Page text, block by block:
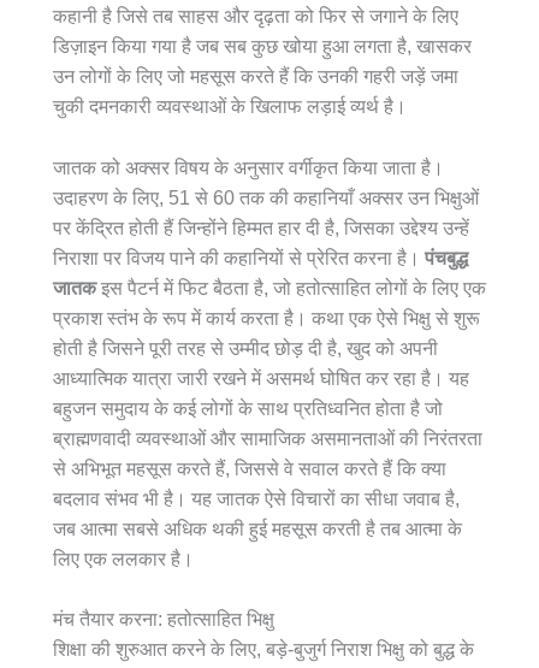
कहानी है जिसे तब साहस और दृढ़ता को फिर से जगाने के लिए
डिज़ाइन किया गया है जब सब कुछ खोया हुआ लगता है, खासकर
उन लोगों के लिए जो महसूस करते हैं कि उनकी गहरी जड़ें जमा
चुकी दमनकारी व्यवस्थाओं के खिलाफ लड़ाई व्यर्थ है।
जातक को अक्सर विषय के अनुसार वर्गीकृत किया जाता है।
उदाहरण के लिए, 51 से 60 तक की कहानियाँ अक्सर उन भिक्षुओं
पर केंद्रित होती हैं जिन्होंने हिम्मत हार दी है, जिसका उद्देश्य उन्हें
निराशा पर विजय पाने की कहानियों से प्रेरित करना है। पंचबुद्ध
जातकइस पैटर्न में फिट बैठता है, जो हतोत्साहित लोगों के लिए एक
प्रकाश स्तंभ के रूप में कार्य करता है। कथा एक ऐसे भिक्षु से शुरू
होती है जिसने पूरी तरह से उम्मीद छोड़ दी है, खुद को अपनी
आध्यात्मिक यात्रा जारी रखने में असमर्थ घोषित कर रहा है। यह
बहुजन समुदाय के कई लोगों के साथ प्रतिध्वनित होता है जो
ब्राह्मणवादी व्यवस्थाओं और सामाजिक असमानताओं की निरंतरता
से अभिभूत महसूस करते हैं, जिससे वे सवाल करते हैं कि क्या
बदलाव संभव भी है। यह जातक ऐसे विचारों का सीधा जवाब है,
जब आत्मा सबसे अधिक थकी हुई महसूस करती है तब आत्मा के
लिए एक ललकार है।
मंच तैयार करना: हतोत्साहित भिक्षु
शिक्षा की शुरुआत करने के लिए, बड़े-बुजुर्ग निराश भिक्षु को बुद्ध के